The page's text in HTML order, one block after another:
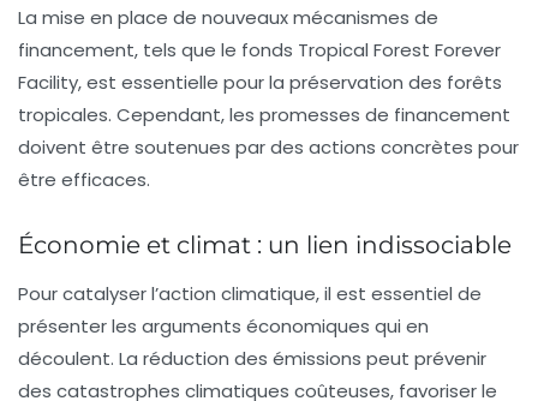
La mise en place de nouveaux mécanismes de
financement, tels que le fonds Tropical Forest Forever
Facility, est essentielle pour la préservation des forêts
tropicales. Cependant, les promesses de financement
doivent être soutenues par des actions concrètes pour
être efficaces.
Économie et climat : un lien indissociable
Pour catalyser l’action climatique, il est essentiel de
présenter les arguments économiques qui en
découlent. La réduction des émissions peut prévenir
des catastrophes climatiques coûteuses, favoriser le